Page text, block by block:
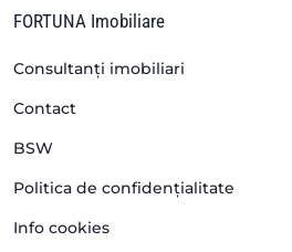
FORTUNA Imobiliare
Consultanți imobiliari
Contact
BSW
Politica de confidențialitate
Info cookies